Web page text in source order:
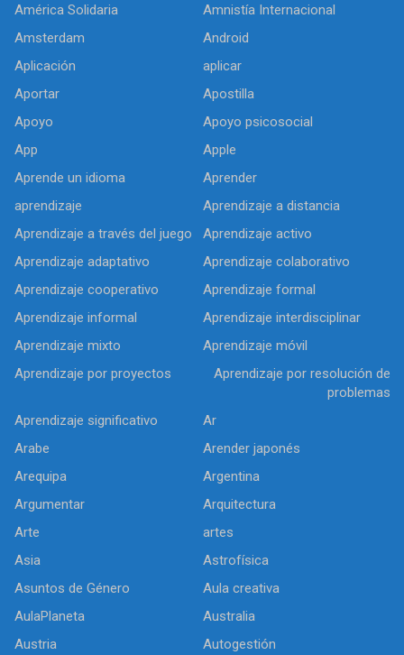
América Solidaria
Amnistía Internacional
Amsterdam
Android
Aplicación
aplicar
Aportar
Apostilla
Apoyo
Apoyo psicosocial
App
Apple
Aprende un idioma
Aprender
aprendizaje
Aprendizaje a distancia
Aprendizaje a través del juego
Aprendizaje activo
Aprendizaje adaptativo
Aprendizaje colaborativo
Aprendizaje cooperativo
Aprendizaje formal
Aprendizaje informal
Aprendizaje interdisciplinar
Aprendizaje mixto
Aprendizaje móvil
Aprendizaje por proyectos
Aprendizaje por resolución de
problemas
Aprendizaje significativo
Ar
Arabe
Arender japonés
Arequipa
Argentina
Argumentar
Arquitectura
Arte
artes
Asia
Astrofísica
Asuntos de Género
Aula creativa
AulaPlaneta
Australia
Austria
Autogestión